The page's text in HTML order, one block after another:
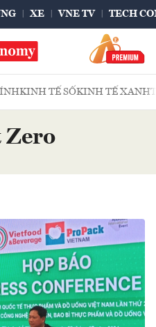
XE VNE TV TECH
KINH TẾ SỐKINH TẾ XANH
Zero